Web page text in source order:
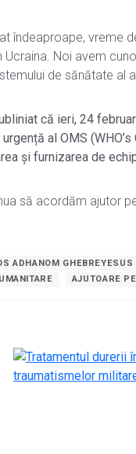
îndeaproape, vreme
Ucraina. Noi avem
de sănătate al
că ieri, 24
al OMS
și furnizarea de
să acordăm ajutor
ADHANOM GHEBREYESUS
AJUTOARE